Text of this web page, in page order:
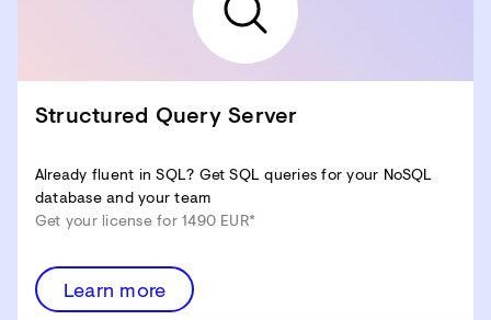
Structured Query Server
Already fluent in SQL? Get SQL queries for your NoSQL
database and your team
Get your license for 1490 EUR*
Learn more